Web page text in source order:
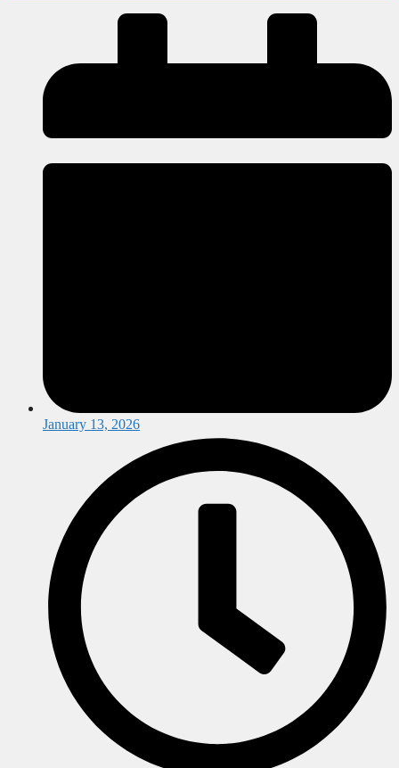
January 13, 2026